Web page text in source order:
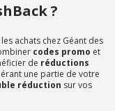
?
achats chez Géant des
codes promo et
de réductions
une partie de votre
réduction sur vos